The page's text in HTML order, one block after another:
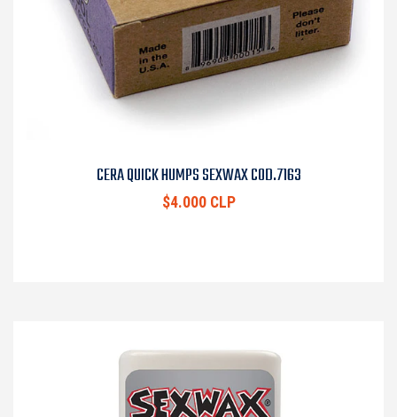
CERA QUICK HUMPS SEXWAX COD.7163
$4.000 CLP